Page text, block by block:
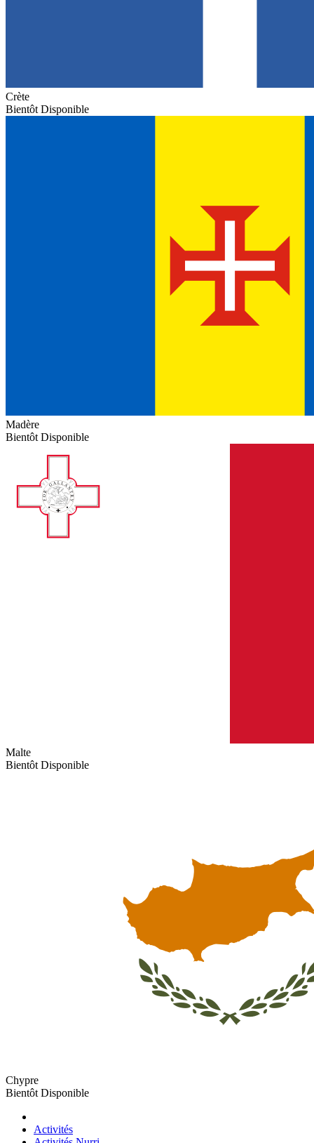
Crète
Bientôt Disponible
Madère
Bientôt Disponible
Malte
Bientôt Disponible
Chypre
Bientôt Disponible
Activités